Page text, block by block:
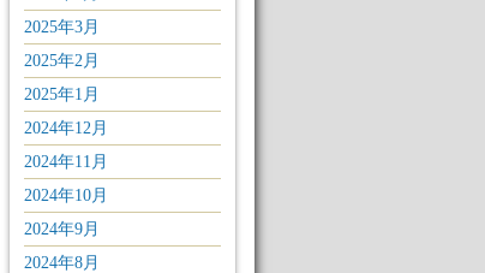
2025年3月
2025年2月
2025年1月
2024年12月
2024年11月
2024年10月
2024年9月
2024年8月